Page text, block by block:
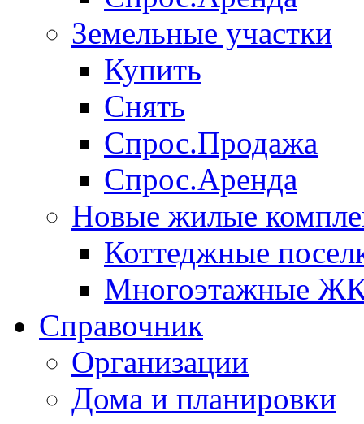
Земельные участки
Купить
Снять
Спрос.Продажа
Спрос.Аренда
Новые жилые
Коттеджные
Многоэтажные
Справочник
Организации
Дома и планировки